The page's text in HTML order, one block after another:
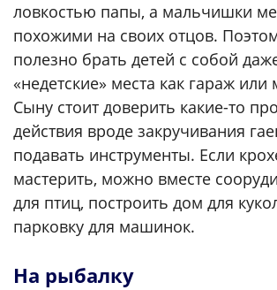
ловкостью папы, а мальчишки
похожими на своих отцов.
полезно брать детей с собой
«недетские» места как гараж или
Сыну стоит доверить какие-то
действия вроде закручивания
подавать инструменты. Если
мастерить, можно вместе
для птиц, построить дом для
парковку для машинок.
На рыбалку